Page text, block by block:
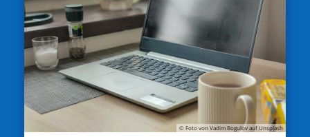
© Foto von Vadim Bogulov auf Unsplash